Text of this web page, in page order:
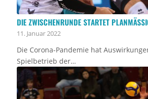
DIE ZWISCHENRUNDE STARTET PLANMÄSSIG
11. Januar 2022
Die Corona-Pandemie hat
Spielbetrieb der…